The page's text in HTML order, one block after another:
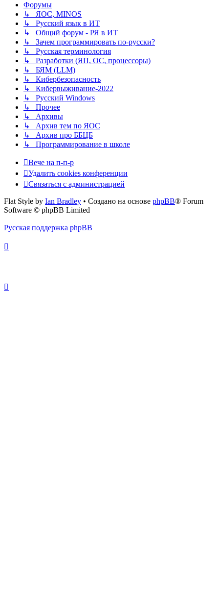
Форумы
↳ ЯОС, MINOS
↳ Русский язык в ИТ
↳ Общий форум - РЯ в ИТ
↳ Зачем программировать по-русски?
↳ Русская терминология
↳ Разработки (ЯП, ОС, процессоры)
↳ БЯМ (LLM)
↳ Кибербезопасность
↳ Кибервыживание-2022
↳ Русский Windows
↳ Прочее
↳ Архивы
↳ Архив тем по ЯОС
↳ Архив про ББЦБ
↳ Программирование в школе
Вече на п-п-р
Удалить cookies конференции
Связаться с администрацией
Flat Style by Ian Bradley • Создано на основе phpBB® Forum
Software © phpBB Limited
Русская поддержка phpBB